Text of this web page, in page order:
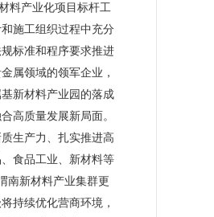
料产业化项目标杆工
施工组织过程中充分
标准和程序要求推进
属领域的领军企业，
新材料产业园的落成
高质量发展新局面。
生产力、扎实推进高
食品工业、新材料等
南新材料产业集群更
持续优化营商环境，